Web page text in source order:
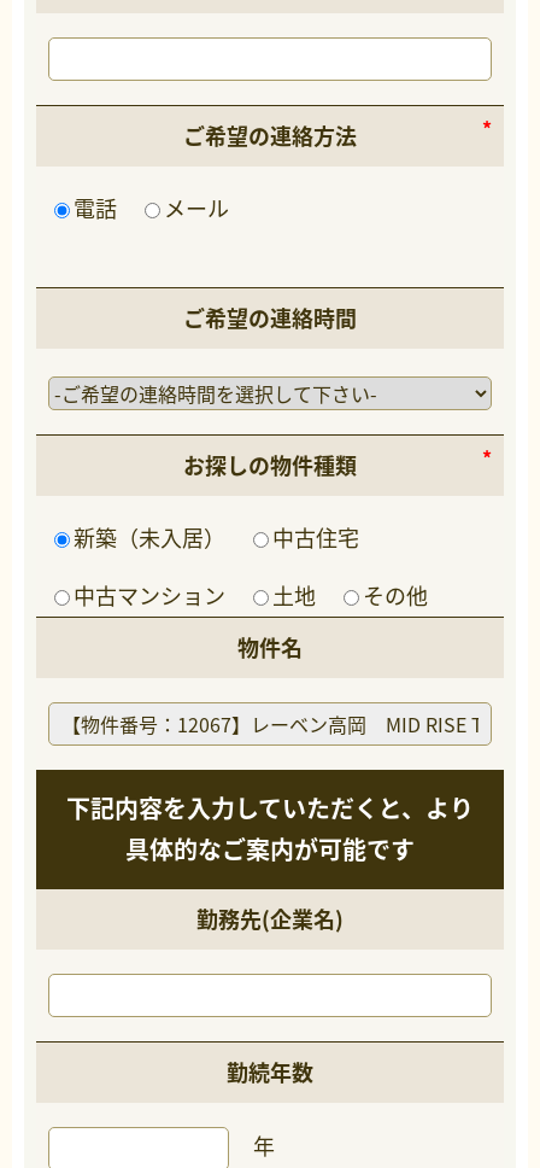
ご希望の連絡方法
電話 メール
ご希望の連絡時間
お探しの物件種類
新築（未入居）
中古住宅
中古マンション
土地
その他
物件名
下記内容を入力していただくと、より
具体的なご案内が可能です
勤務先(企業名)
勤続年数
年